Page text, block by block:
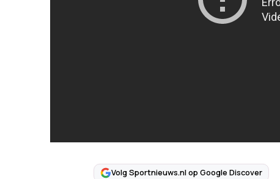
Volg Sportnieuws.nl op Google Discover